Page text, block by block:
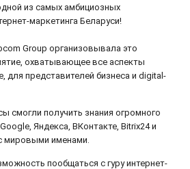
из самых амбициозных
маркетинга Беларуси!
Group организовывала это
охватывающее все аспекты
для представителей бизнеса и digital-
смогли получить знания огромного
Яндекса, ВКонтакте, Bitrix24 и
мировыми именами.
пообщаться с гуру интернет-